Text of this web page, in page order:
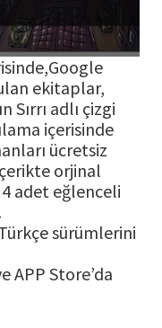
ekitaplar,
Sırrı adlı çizgi
içerisinde
ücretsiz
orjinal
adet eğlenceli
sürümlerini
APP Store’da